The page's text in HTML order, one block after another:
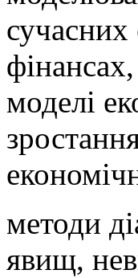
моделі
методи
явищ,